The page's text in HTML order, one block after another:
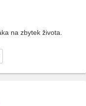
na zbytek života.